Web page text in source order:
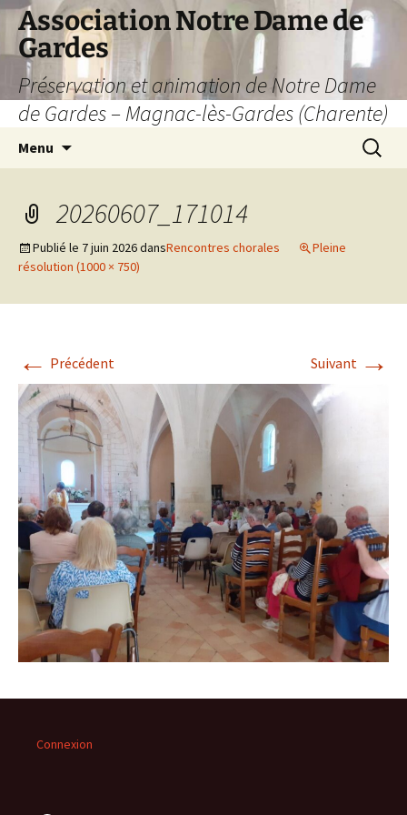
Aller
contenu
Association Notre Dame de
Gardes
Préservation et animation de Notre Dame
de Gardes – Magnac-lès-Gardes (Charente)
Menu
20260607_171014
Publié le 7 juin 2026dansRencontres chorales
Pleine
résolution (1000 × 750)
← Précédent Suivant →
Connexion